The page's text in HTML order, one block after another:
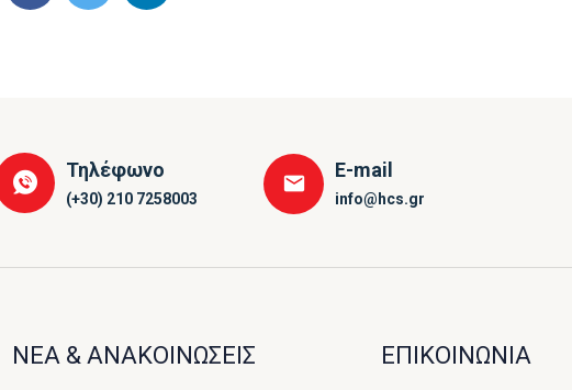
Τηλέφωνο
(+30) 210 7258003
E-mail
info@hcs.gr
ΝΕΑ & ΑΝΑΚΟΙΝΩΣΕΙΣ ΕΠΙΚΟΙΝΩΝΙΑ